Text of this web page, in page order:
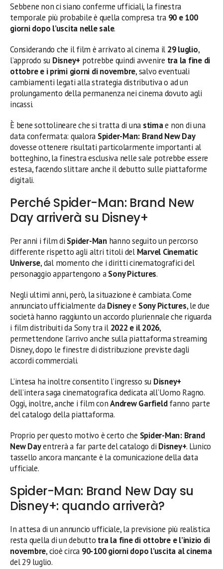
Sebbene non ci siano conferme ufficiali, la finestra
temporale più probabile è quella compresa tra 90 e 100
giorni dopo l’uscita nelle sale.
Considerando che il film è arrivato al cinema il 29 luglio,
l’approdo su Disney+ potrebbe quindi avvenire tra la fine di
ottobre e i primi giorni di novembre, salvo eventuali
cambiamenti legati alla strategia distributiva o ad un
prolungamento della permanenza nei cinema dovuto agli
incassi.
È bene sottolineare che si tratta di una stimae non di una
data confermata: qualora Spider-Man: Brand New Day
dovesse ottenere risultati particolarmente importanti al
botteghino, la finestra esclusiva nelle sale potrebbe essere
estesa, facendo slittare anche il debutto sulle piattaforme
digitali.
Perché Spider-Man: Brand New
Day arriverà su Disney+
Per anni i film di Spider-Manhanno seguito un percorso
differente rispetto agli altri titoli del Marvel Cinematic
Universe, dal momento che i diritti cinematografici del
personaggio appartengono aSony Pictures.
Negli ultimi anni, però, la situazione è cambiata. Come
annunciato ufficialmente daDisneye Sony Pictures, le due
società hanno raggiunto un accordo pluriennale che riguarda
i film distribuiti da Sony tra il 2022 e il 2026,
permettendone l’arrivo anche sulla piattaforma streaming
Disney, dopo le finestre di distribuzione previste dagli
accordi commerciali.
L’intesa ha inoltre consentito l’ingresso su Disney+
dell’intera saga cinematografica dedicata all’Uomo Ragno.
Oggi, inoltre, anche i film conAndrew Garfieldfanno parte
del catalogo della piattaforma.
Proprio per questo motivo è certo che Spider-Man: Brand
New Dayentrerà a far parte del catalogo di Disney+. L’unico
tassello ancora mancante è la comunicazione della data
ufficiale.
Spider-Man: Brand New Day su
Disney+: quando arriverà?
In attesa di un annuncio ufficiale, la previsione più realistica
resta quella di un debutto tra la fine di ottobre e l’inizio di
novembre, cioè circa 90-100 giorni dopo l’uscita al cinema
del 29 luglio.